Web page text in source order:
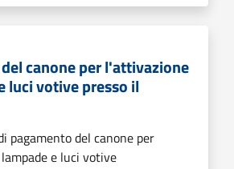
canone per l'attivazione
luci votive presso il
pagamento del canone per
e luci votive